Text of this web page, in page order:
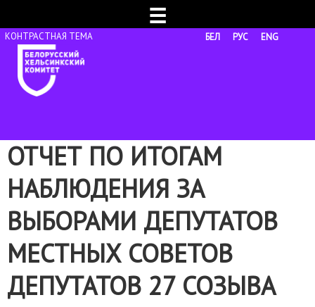
☰
БЕЛ РУС ENG
ОТЧЕТ ПО ИТОГАМ
НАБЛЮДЕНИЯ ЗА
ВЫБОРАМИ ДЕПУТАТОВ
МЕСТНЫХ СОВЕТОВ
ДЕПУТАТОВ 27 СОЗЫВА